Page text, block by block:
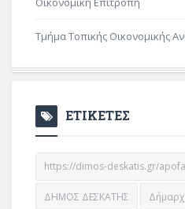
Τμήμα Τοπικής Οικονομικής
ΕΤΙΚΕΤΕΣ
https://dimos-deskatis.gr/
ΔΗΜΟΣ ΔΕΣΚΑΤΗΣ